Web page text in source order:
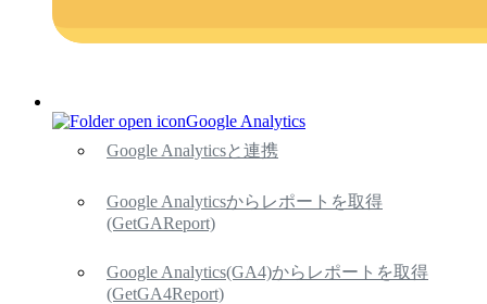
Google Analytics
Google Analyticsと連携
Google Analyticsからレポートを取得
(GetGAReport)
Google Analytics(GA4)からレポートを取得
(GetGA4Report)